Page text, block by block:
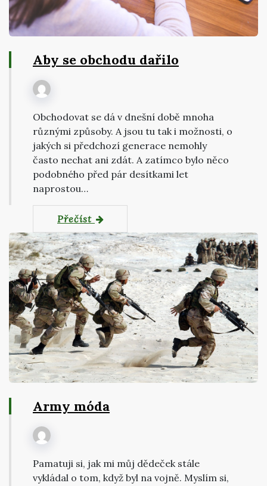
Aby se obchodu dařilo
Obchodovat se dá v dnešní době mnoha
různými způsoby. A jsou tu tak i možnosti, o
jakých si předchozí generace nemohly
často nechat ani zdát. A zatímco bylo něco
podobného před pár desítkami let
naprostou…
Přečíst
Army móda
Pamatuji si, jak mi můj dědeček stále
vykládal o tom, když byl na vojně. Myslím si,